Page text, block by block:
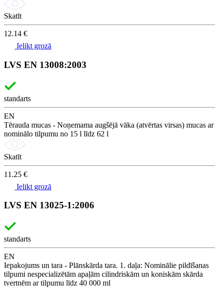
Skatīt
12.14 €
Ielikt grozā
LVS EN 13008:2003
standarts
EN
Tērauda mucas - Noņemama augšējā vāka (atvērtas virsas) mucas ar
nominālo tilpumu no 15 l līdz 62 l
Skatīt
11.25 €
Ielikt grozā
LVS EN 13025-1:2006
standarts
EN
Iepakojums un tara - Plānskārda tara. 1. daļa: Nominālie pildīšanas
tilpumi nespecializētām apaļām cilindriskām un koniskām skārda
tvertnēm ar tilpumu līdz 40 000 ml